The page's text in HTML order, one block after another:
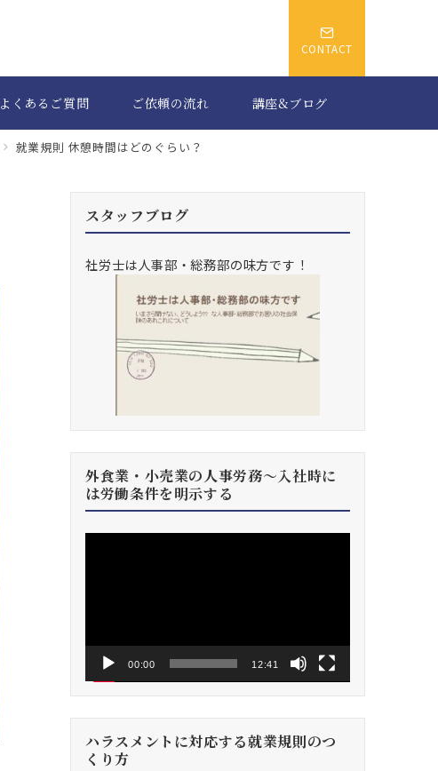
CONTACT
よくあるご質問 ご依頼の流れ 講座&ブログ
就業規則 休憩時間はどのぐらい？
スタッフブログ
社労士は人事部・総務部の味方です！
外食業・小売業の人事労務～入社時に
は労働条件を明示する
00:00 12:41
ハラスメントに対応する就業規則のつ
くり方